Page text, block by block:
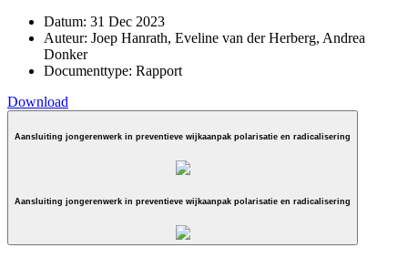
Datum: 31 Dec 2023
Auteur: Joep Hanrath, Eveline van der Herberg, Andrea
Donker
Documenttype: Rapport
Download
Aansluiting jongerenwerk in preventieve wijkaanpak polarisatie en radicalisering
Aansluiting jongerenwerk in preventieve wijkaanpak polarisatie en radicalisering